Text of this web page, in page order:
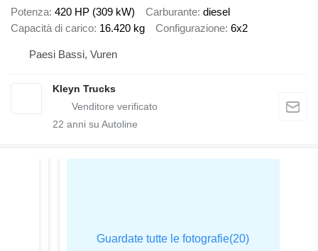
Potenza 420 HP (309 kW) Carburante diesel
Capacità di carico 16.420 kg Configurazione 6x2
Paesi Bassi, Vuren
Kleyn Trucks
22 anni su Autoline